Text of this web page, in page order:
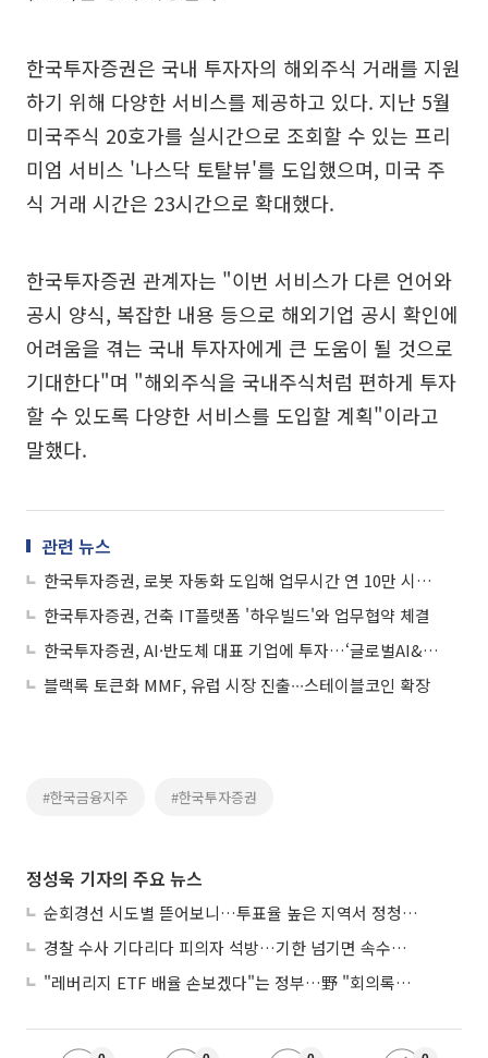
한국투자증권은 국내 투자자의 해외주식 거래를 지원
하기 위해 다양한 서비스를 제공하고 있다. 지난 5월
미국주식 20호가를 실시간으로 조회할 수 있는 프리
미엄 서비스 '나스닥 토탈뷰'를 도입했으며, 미국 주
식 거래 시간은 23시간으로 확대했다.
한국투자증권 관계자는 "이번 서비스가 다른 언어와
공시 양식, 복잡한 내용 등으로 해외기업 공시 확인에
어려움을 겪는 국내 투자자에게 큰 도움이 될 것으로
기대한다"며 "해외주식을 국내주식처럼 편하게 투자
할 수 있도록 다양한 서비스를 도입할 계획"이라고
말했다.
관련 뉴스
한국투자증권, 로봇 자동화 도입해 업무시간 연 10만 시간 줄여
한국투자증권, 건축 IT플랫폼 '하우빌드'와 업무협약 체결
한국투자증권, AI·반도체 대표 기업에 투자…‘글로벌AI&반도체TOP10’
블랙록 토큰화 MMF, 유럽 시장 진출∙∙∙스테이블코인 확장
#한국금융지주 #한국투자증권
정성욱 기자의 주요 뉴스
순회경선 시도별 뜯어보니…투표율 높은 지역서 정청래 강세
경찰 수사 기다리다 피의자 석방…기한 넘기면 속수무책
"레버리지 ETF 배율 손보겠다"는 정부…野 "회의록부터 내놔야"